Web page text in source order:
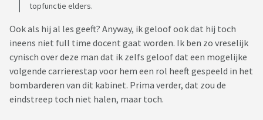
topfunctie elders.
Ook als hij al les geeft? Anyway, ik geloof ook dat hij toch
ineens niet full time docent gaat worden. Ik ben zo vreselijk
cynisch over deze man dat ik zelfs geloof dat een mogelijke
volgende carrierestap voor hem een rol heeft gespeeld in het
bombarderen van dit kabinet. Prima verder, dat zou de
eindstreep toch niet halen, maar toch.